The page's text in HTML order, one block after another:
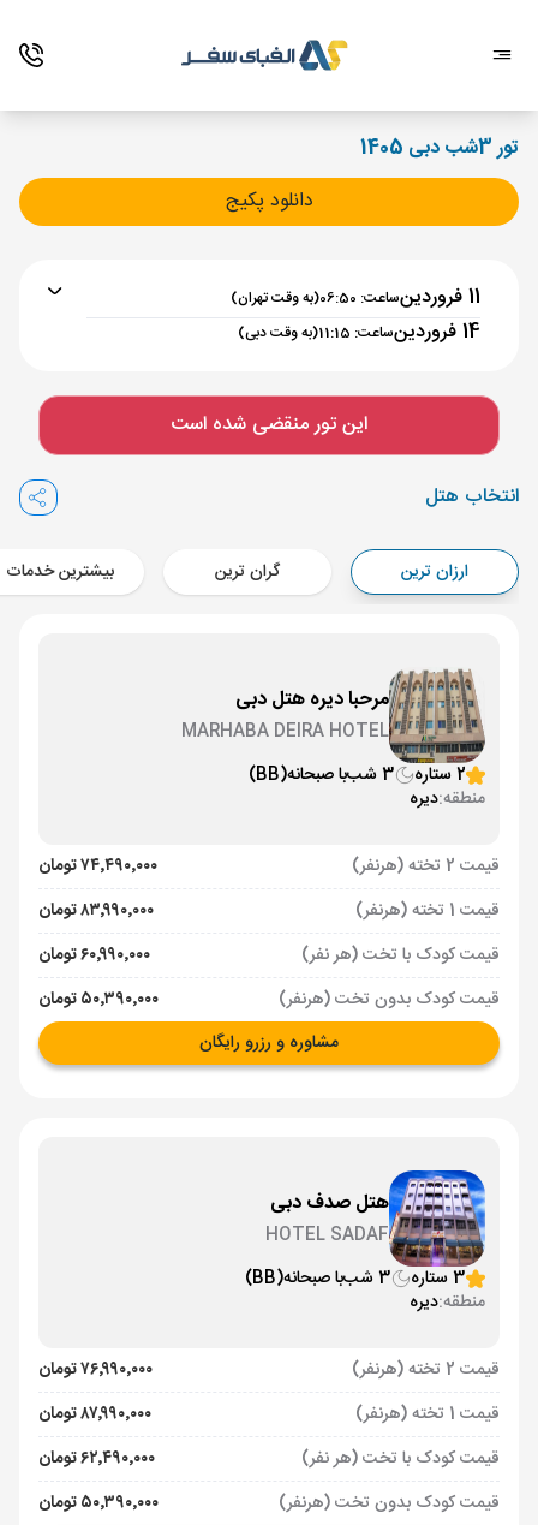
تور 3شب دبی 1405
دانلود پکیج
11 فروردین ساعت: 06:50 (به وقت تهران)
14 فروردین ساعت: 11:15 (به وقت دبی)
تهران , فرودگاه بین‌المللی امام خمینی IKA
مدت پرواز :
دبی ,
Aircraft - ماهان (Economy)
برنامه برگشت :14 فروردین ساعت: 11:15
مدت پرواز :02:00
تهران , فرودگاه بین‌المللی امام خمینی IKA
Aircraft - ماهان (Economy)
این تور منقضی شده است
انتخاب هتل
ارزان ترین گران ترین بیشترین خدمات
مرحبا دیره هتل دبی
MARHABA DEIRA HOTEL
2 ستاره
3 شب با صبحانه(BB)
منطقه:دیره
قیمت 2 تخته (هرنفر)
۷۴٬۴۹۰٬۰۰۰ تومان
قیمت 1 تخته (هرنفر)
۸۳٬۹۹۰٬۰۰۰ تومان
قیمت کودک با تخت (هر نفر)
۶۰٬۹۹۰٬۰۰۰ تومان
قیمت کودک بدون تخت (هرنفر)
۵۰٬۳۹۰٬۰۰۰ تومان
مشاوره و رزرو رایگان
هتل صدف دبی
HOTEL SADAF
3 ستاره
3 شب با صبحانه(BB)
منطقه:دیره
قیمت 2 تخته (هرنفر)
۷۶٬۹۹۰٬۰۰۰ تومان
قیمت 1 تخته (هرنفر)
۸۷٬۹۹۰٬۰۰۰ تومان
قیمت کودک با تخت (هر نفر)
۶۲٬۴۹۰٬۰۰۰ تومان
قیمت کودک بدون تخت (هرنفر)
۵۰٬۳۹۰٬۰۰۰ تومان